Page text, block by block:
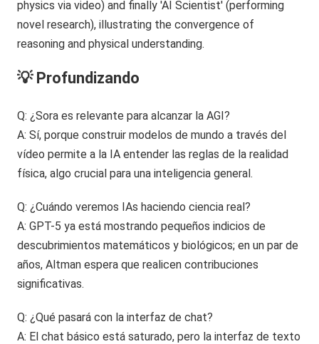
💡 Profundizando
Q: ¿Sora es relevante para alcanzar la AGI?
A: Sí, porque construir modelos de mundo a través del
vídeo permite a la IA entender las reglas de la realidad
física, algo crucial para una inteligencia general.
Q: ¿Cuándo veremos IAs haciendo ciencia real?
A: GPT-5 ya está mostrando pequeños indicios de
descubrimientos matemáticos y biológicos; en un par de
años, Altman espera que realicen contribuciones
significativas.
Q: ¿Qué pasará con la interfaz de chat?
A: El chat básico está saturado, pero la interfaz de texto